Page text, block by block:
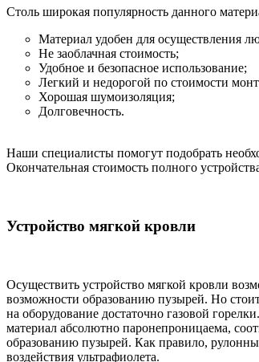
Столь широкая популярность данного
Материал удобен для осуществления
Не заоблачная стоимость;
Удобное и безопасное использование;
Легкий и недорогой по стоимости
Хорошая шумоизоляция;
Долговечность.
Наши специалисты помогут подобрать
Окончательная стоимость полного
Устройство мягкой кровли
Осуществить устройство мягкой кровли
возможности образованию пузырей. Но
на оборудование достаточно газовой
материал абсолютно паронепроницаема,
образованию пузырей. Как правило,
воздействия ультрафиолета.